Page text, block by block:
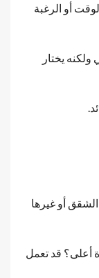
أو الرغبة
يختار
أو غيرها
أعلى؟ قد تعمل